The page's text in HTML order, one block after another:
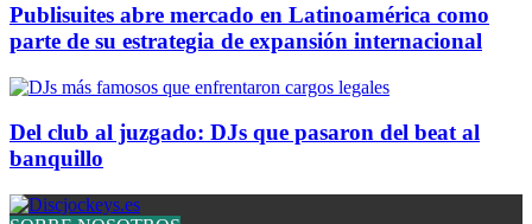
Publisuites abre mercado en Latinoamérica como
parte de su estrategia de expansión internacional
Del club al juzgado: DJs que pasaron del beat al
banquillo